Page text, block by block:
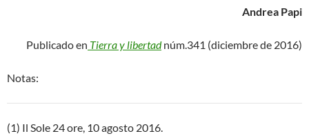
Andrea Papi
Publicado en Tierra y libertadnúm.341 (diciembre de 2016)
Notas:
(1) Il Sole 24 ore, 10 agosto 2016.